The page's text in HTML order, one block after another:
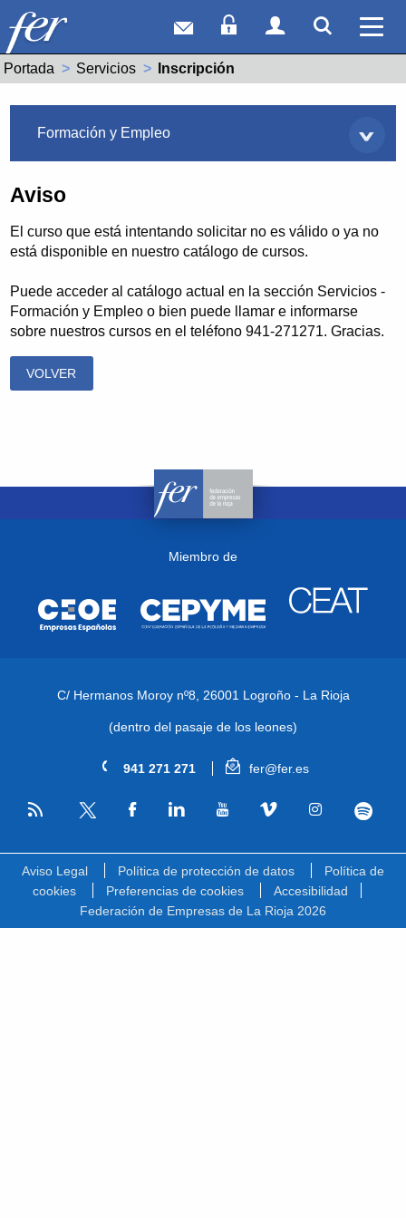
Correo webAcceso Socios
Acceso
Portada Servicios Actual:
Inscripción
Formación y Empleo
Aviso
El curso que está intentando solicitar no es válido o ya no
está disponible en nuestro catálogo de cursos.
Puede acceder al catálogo actual en la sección Servicios -
Formación y Empleo o bien puede llamar e informarse
sobre nuestros cursos en el teléfono 941-271271. Gracias.
VOLVER
Miembro de
C/ Hermanos Moroy nº8, 26001 Logroño - La Rioja
(dentro del pasaje de los leones)
941 271 271 fer@fer.es
RSS
Aviso Legal Política de protección de datos
Política de
cookies
Preferencias de cookies
Accesibilidad
Federación de Empresas de La Rioja 2026